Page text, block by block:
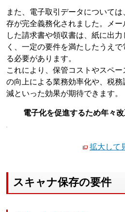
また、電子取引データについて
存が完全義務化されました。メ
した請求書や領収書は、紙に出
く、一定の要件を満たしたうえ
る必要があります。
これにより、保管コストやスペ
の向上による業務効率化や、税
減といった効果が期待できます。
電子化を促進するため年々
拡大して
スキャナ保存の要件